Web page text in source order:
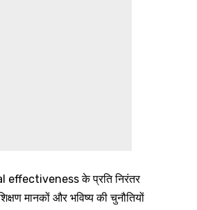
effectiveness के प्रति निरंतर
मानकों और भविष्य की चुनौतियों